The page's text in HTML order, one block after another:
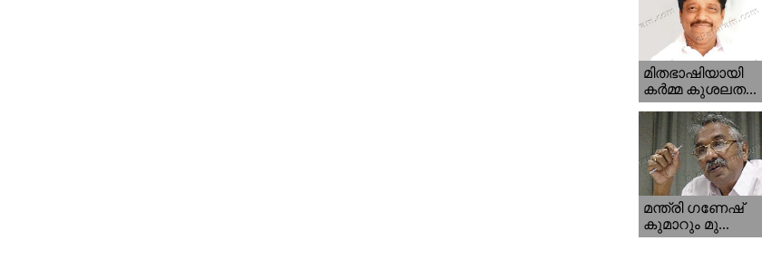
മിതഭാഷിയായി
കര്‍മ്മ കുശലത...
മന്ത്രി ഗണേഷ്‌
കുമാറും മു...